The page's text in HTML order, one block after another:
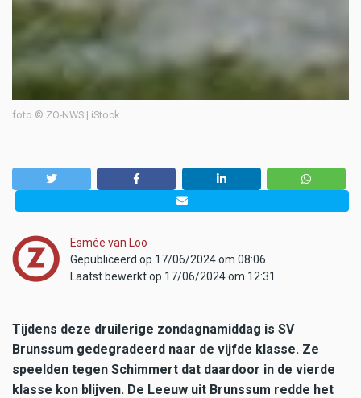
foto © ZO-NWS | iStock
Esmée van Loo
Gepubliceerd op 17/06/2024 om 08:06
Laatst bewerkt op 17/06/2024 om 12:31
Tijdens deze druilerige zondagnamiddag is SV
Brunssum gedegradeerd naar de vijfde klasse. Ze
speelden tegen Schimmert dat daardoor in de vierde
klasse kon blijven. De Leeuw uit Brunssum redde het